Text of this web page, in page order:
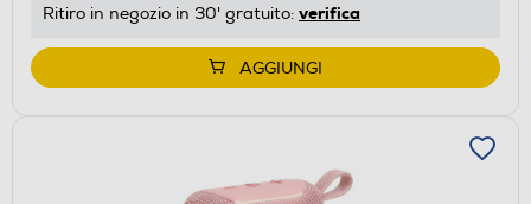
Ritiro in negozio in 30' gratuito: verifica
AGGIUNGI